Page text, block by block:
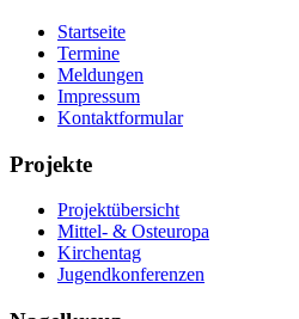
Startseite
Termine
Meldungen
Impressum
Kontaktformular
Projekte
Projektübersicht
Mittel- & Osteuropa
Kirchentag
Jugendkonferenzen